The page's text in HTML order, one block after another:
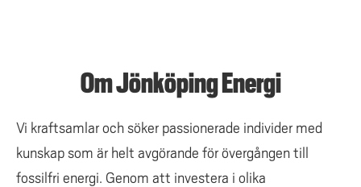
Om Jönköping Energi
Vi kraftsamlar och söker passionerade individer med
kunskap som är helt avgörande för övergången till
fossilfri energi. Genom att investera i olika